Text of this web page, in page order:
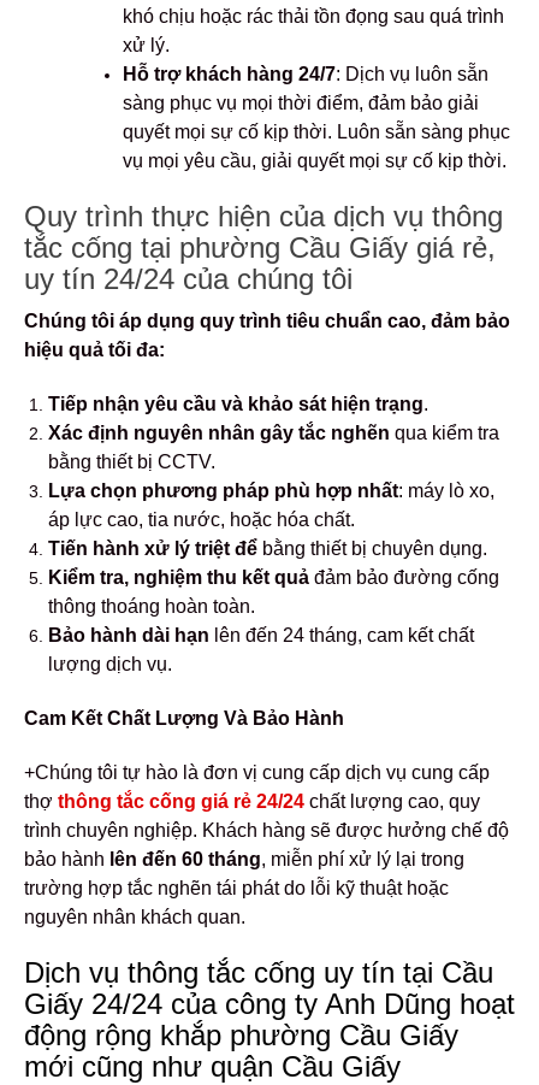
khó chịu hoặc rác thải tồn đọng sau quá trình
xử lý.
Hỗ trợ khách hàng 24/7: Dịch vụ luôn sẵn
sàng phục vụ mọi thời điểm, đảm bảo giải
quyết mọi sự cố kịp thời. Luôn sẵn sàng phục
vụ mọi yêu cầu, giải quyết mọi sự cố kịp thời.
Quy trình thực hiện của dịch vụ thông
tắc cống tại phường Cầu Giấy giá rẻ,
uy tín 24/24 của chúng tôi
Chúng tôi áp dụng quy trình tiêu chuẩn cao, đảm bảo
hiệu quả tối đa:
Tiếp nhận yêu cầu và khảo sát hiện trạng.
Xác định nguyên nhân gây tắc nghẽn qua kiểm tra
bằng thiết bị CCTV.
Lựa chọn phương pháp phù hợp nhất: máy lò xo,
áp lực cao, tia nước, hoặc hóa chất.
Tiến hành xử lý triệt để bằng thiết bị chuyên dụng.
Kiểm tra, nghiệm thu kết quả đảm bảo đường cống
thông thoáng hoàn toàn.
Bảo hành dài hạn lên đến 24 tháng, cam kết chất
lượng dịch vụ.
Cam Kết Chất Lượng Và Bảo Hành
+Chúng tôi tự hào là đơn vị cung cấp dịch vụ cung cấp
thợ thông tắc cống giá rẻ 24/24 chất lượng cao, quy
trình chuyên nghiệp. Khách hàng sẽ được hưởng chế độ
bảo hành lên đến 60 tháng, miễn phí xử lý lại trong
trường hợp tắc nghẽn tái phát do lỗi kỹ thuật hoặc
nguyên nhân khách quan.
Dịch vụ thông tắc cống uy tín tại Cầu
Giấy 24/24 của công ty Anh Dũng hoạt
động rộng khắp phường Cầu Giấy
mới cũng như quận Cầu Giấy